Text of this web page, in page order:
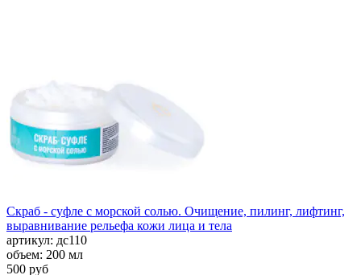
Скраб - суфле с морской солью. Очищение, пилинг, лифтинг,
выравнивание рельефа кожи лица и тела
aртикул: дс110
объем: 200 мл
500 руб